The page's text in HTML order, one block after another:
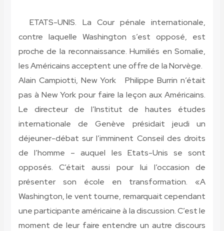
ETATS-UNIS. La Cour pénale internationale,
contre laquelle Washington s’est opposé, est
proche de la reconnaissance. Humiliés en Somalie,
les Américains acceptent une offre de la Norvège.
Alain Campiotti, New York
Philippe Burrin n’était
pas à New York pour faire la leçon aux Américains.
Le directeur de l’Institut de hautes études
internationale de Genève présidait jeudi un
déjeuner-débat sur l’imminent Conseil des droits
de l’homme – auquel les Etats-Unis se sont
opposés. C’était aussi pour lui l’occasion de
présenter son école en transformation. «A
Washington, le vent tourne, remarquait cependant
une participante américaine à la discussion. C’est le
moment de leur faire entendre un autre discours